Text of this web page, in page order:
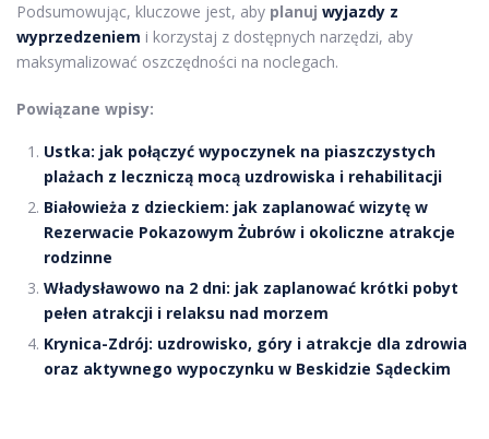
Podsumowując, kluczowe jest, aby planuj wyjazdy z
wyprzedzeniem i korzystaj z dostępnych narzędzi, aby
maksymalizować oszczędności na noclegach.
Powiązane wpisy:
Ustka: jak połączyć wypoczynek na piaszczystych
plażach z leczniczą mocą uzdrowiska i rehabilitacji
Białowieża z dzieckiem: jak zaplanować wizytę w
Rezerwacie Pokazowym Żubrów i okoliczne atrakcje
rodzinne
Władysławowo na 2 dni: jak zaplanować krótki pobyt
pełen atrakcji i relaksu nad morzem
Krynica-Zdrój: uzdrowisko, góry i atrakcje dla zdrowia
oraz aktywnego wypoczynku w Beskidzie Sądeckim